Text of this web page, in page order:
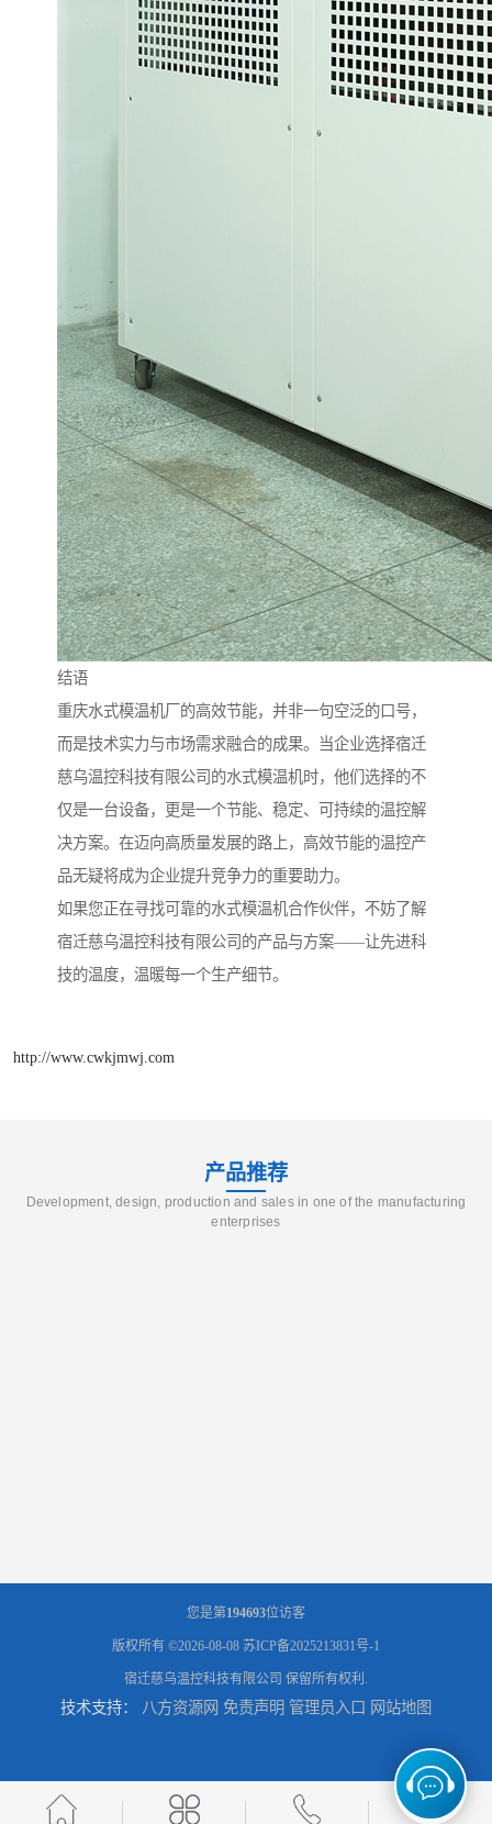
结语
重庆水式模温机厂的高效节能，并非一句空泛的口号，
而是技术实力与市场需求融合的成果。当企业选择宿迁
慈乌温控科技有限公司的水式模温机时，他们选择的不
仅是一台设备，更是一个节能、稳定、可持续的温控解
决方案。在迈向高质量发展的路上，高效节能的温控产
品无疑将成为企业提升竞争力的重要助力。
如果您正在寻找可靠的水式模温机合作伙伴，不妨了解
宿迁慈乌温控科技有限公司的产品与方案——让先进科
技的温度，温暖每一个生产细节。
http://www.cwkjmwj.com
产品推荐
Development, design, production and sales in one of the manufacturing
enterprises
您是第194693位访客
版权所有 ©2026-08-08 苏ICP备2025213831号-1
宿迁慈乌温控科技有限公司 保留所有权利.
技术支持： 八方资源网 免责声明 管理员入口 网站地图